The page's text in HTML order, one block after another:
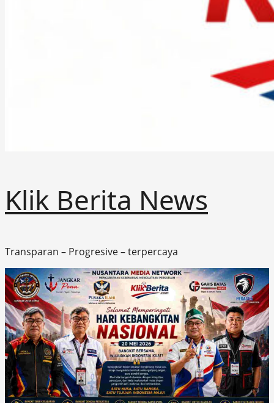
Klik Berita News
Transparan – Progresive – terpercaya